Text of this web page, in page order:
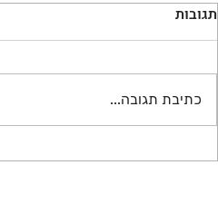
פרויקט הקמת חוות טורבינות
תגובות
כתיבת תגובה...